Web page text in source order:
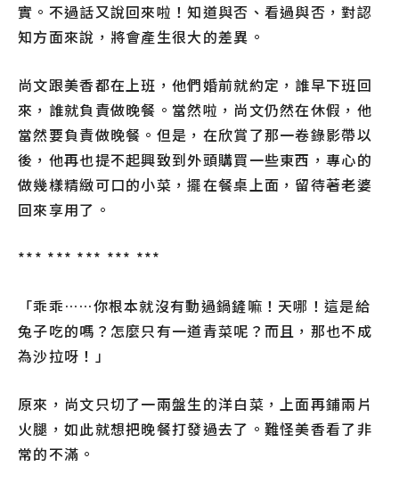
實。不過話又說回來啦！知道與否、看過與否，對認
知方面來說，將會產生很大的差異。
尚文跟美香都在上班，他們婚前就約定，誰早下班回
來，誰就負責做晚餐。當然啦，尚文仍然在休假，他
當然要負責做晚餐。但是，在欣賞了那一卷錄影帶以
後，他再也提不起興致到外頭購買一些東西，專心的
做幾樣精緻可口的小菜，擺在餐桌上面，留待著老婆
回來享用了。
*** *** *** *** ***
「乖乖……你根本就沒有動過鍋鏟嘛！天哪！這是給
兔子吃的嗎？怎麼只有一道青菜呢？而且，那也不成
為沙拉呀！」
原來，尚文只切了一兩盤生的洋白菜，上面再鋪兩片
火腿，如此就想把晚餐打發過去了。難怪美香看了非
常的不滿。